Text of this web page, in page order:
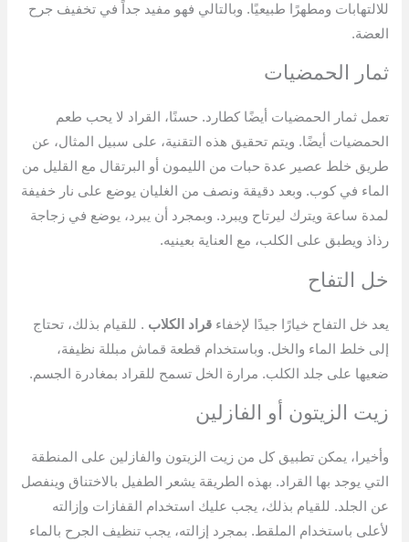
للالتهابات ومطهرًا طبيعيًا. وبالتالي فهو مفيد جداً في تخفيف جرح
العضة.
ثمار الحمضيات
تعمل ثمار الحمضيات أيضًا كطارد. حسنًا، القراد لا يحب طعم
الحمضيات أيضًا. ويتم تحقيق هذه التقنية، على سبيل المثال، عن
طريق خلط عصير عدة حبات من الليمون أو البرتقال مع القليل من
الماء في كوب. وبعد دقيقة ونصف من الغليان يوضع على نار خفيفة
لمدة ساعة ويترك ليرتاح ويبرد. وبمجرد أن يبرد، يوضع في زجاجة
رذاذ ويطبق على الكلب، مع العناية بعينيه.
خل التفاح
يعد خل التفاح خيارًا جيدًا لإخفاءقراد الكلاب . للقيام بذلك، تحتاج
إلى خلط الماء والخل. وباستخدام قطعة قماش مبللة نظيفة،
ضعيها على جلد الكلب. مرارة الخل تسمح للقراد بمغادرة الجسم.
زيت الزيتون أو الفازلين
وأخيرا، يمكن تطبيق كل من زيت الزيتون والفازلين على المنطقة
التي يوجد بها القراد. بهذه الطريقة يشعر الطفيل بالاختناق وينفصل
عن الجلد. للقيام بذلك، يجب عليك استخدام القفازات وإزالته
لأعلى باستخدام الملقط. بمجرد إزالته، يجب تنظيف الجرح بالماء